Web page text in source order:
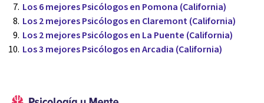
Los 6 mejores Psicólogos en Pomona (California)
Los 2 mejores Psicólogos en Claremont (California)
Los 2 mejores Psicólogos en La Puente (California)
Los 3 mejores Psicólogos en Arcadia (California)